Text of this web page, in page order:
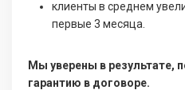
клиенты в среднем
первые 3 месяца.
Мы уверены в результате,
гарантию в договоре.